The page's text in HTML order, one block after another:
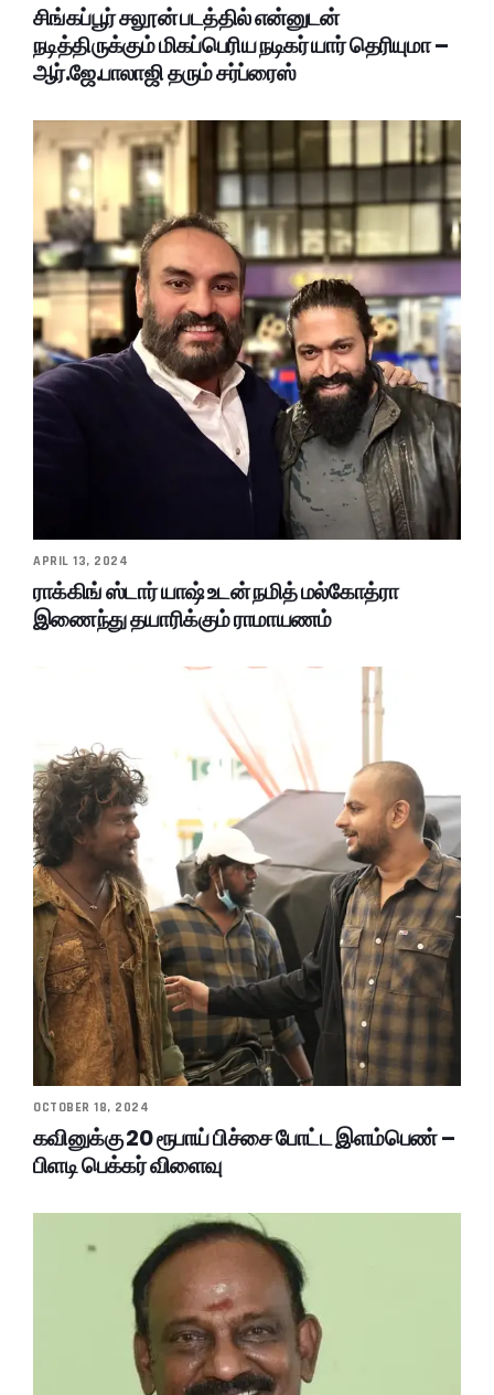
சிங்கப்பூர் சலூன் படத்தில் என்னுடன்
நடித்திருக்கும் மிகப்பெரிய நடிகர் யார் தெரியுமா –
ஆர்.ஜே.பாலாஜி தரும் சர்ப்ரைஸ்
APRIL 13, 2024
ராக்கிங் ஸ்டார் யாஷ் உடன் நமித் மல்கோத்ரா
இணைந்து தயாரிக்கும் ராமாயணம்
OCTOBER 18, 2024
கவினுக்கு 20 ரூபாய் பிச்சை போட்ட இளம்பெண் –
பிளடி பெக்கர் விளைவு